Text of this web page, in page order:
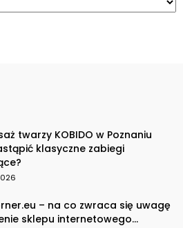
twarzy KOBIDO w Poznaniu
klasyczne zabiegi
– na co zwraca się uwagę
sklepu internetowego...